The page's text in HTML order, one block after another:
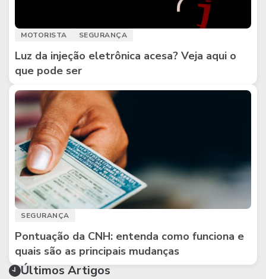
MOTORISTA SEGURANÇA
Luz da injeção eletrônica acesa? Veja aqui o
que pode ser
SEGURANÇA
Pontuação da CNH: entenda como funciona e
quais são as principais mudanças
Últimos Artigos